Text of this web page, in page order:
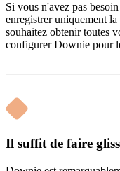
Si vous n'avez pas
enregistrer uniquement
souhaitez obtenir toutes
configurer Downie pour
Il suffit de faire